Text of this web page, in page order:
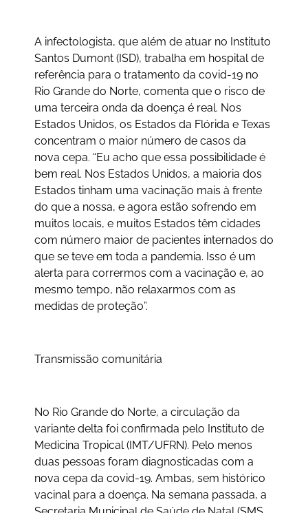
A infectologista, que além de atuar no Instituto
Santos Dumont (ISD), trabalha em hospital de
referência para o tratamento da covid-19 no
Rio Grande do Norte, comenta que o risco de
uma terceira onda da doença é real. Nos
Estados Unidos, os Estados da Flórida e Texas
concentram o maior número de casos da
nova cepa. “Eu acho que essa possibilidade é
bem real. Nos Estados Unidos, a maioria dos
Estados tinham uma vacinação mais à frente
do que a nossa, e agora estão sofrendo em
muitos locais, e muitos Estados têm cidades
com número maior de pacientes internados do
que se teve em toda a pandemia. Isso é um
alerta para corrermos com a vacinação e, ao
mesmo tempo, não relaxarmos com as
medidas de proteção”.
Transmissão comunitária
No Rio Grande do Norte, a circulação da
variante delta foi confirmada pelo Instituto de
Medicina Tropical (IMT/UFRN). Pelo menos
duas pessoas foram diagnosticadas com a
nova cepa da covid-19. Ambas, sem histórico
vacinal para a doença. Na semana passada, a